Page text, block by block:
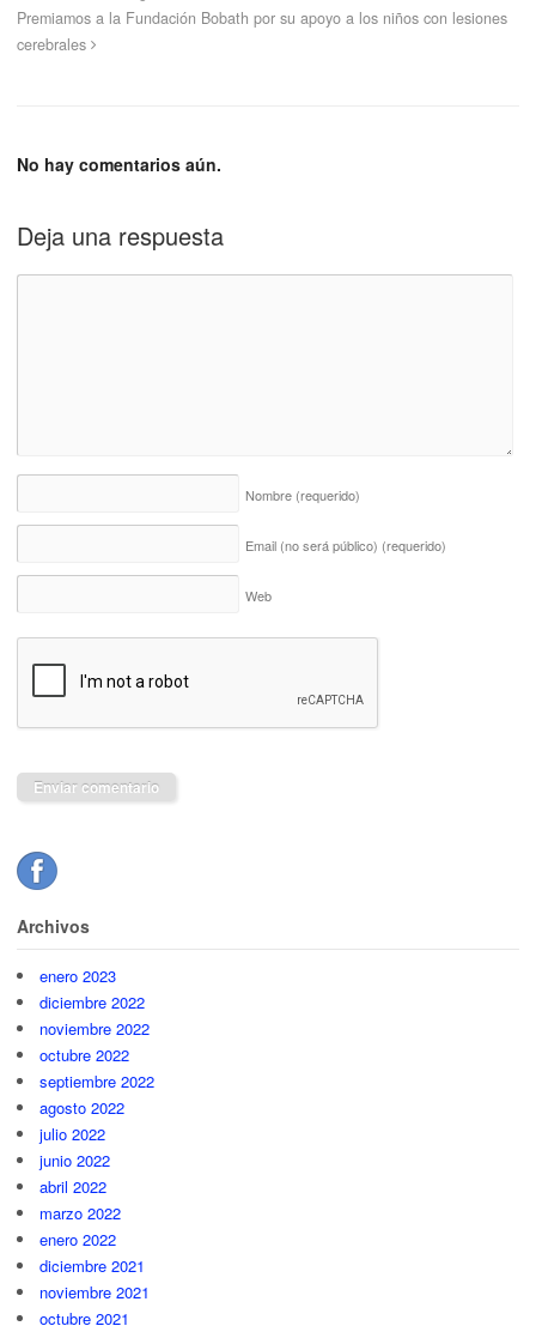
Premiamos a la Fundación Bobath por su apoyo a los niños con lesiones
cerebrales
No hay comentarios aún.
Deja una respuesta
Nombre (requerido)
Email (no será público) (requerido)
Web
Archivos
enero 2023
diciembre 2022
noviembre 2022
octubre 2022
septiembre 2022
agosto 2022
julio 2022
junio 2022
abril 2022
marzo 2022
enero 2022
diciembre 2021
noviembre 2021
octubre 2021